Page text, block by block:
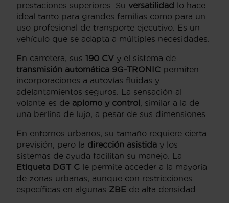
prestaciones superiores. Su versatilidad
lo hace
ideal tanto para grandes familias como para un
uso profesional de transporte ejecutivo. Es un
vehículo que se adapta a múltiples necesidades.
En carretera, sus 190 CV y el sistema de
transmisión automática 9G-TRONIC permiten
incorporaciones a autovías fluidas y
adelantamientos seguros. La sensación al
volante es de aplomo y control , similar a la de
una berlina de lujo, a pesar de sus dimensiones.
En entornos urbanos, su tamaño requiere cierta
previsión, pero la dirección asistida y los
sistemas de ayuda facilitan su manejo. La
Etiqueta DGT C le permite acceder a la mayoría
de zonas urbanas, aunque con restricciones
específicas en algunas ZBE de alta densidad.